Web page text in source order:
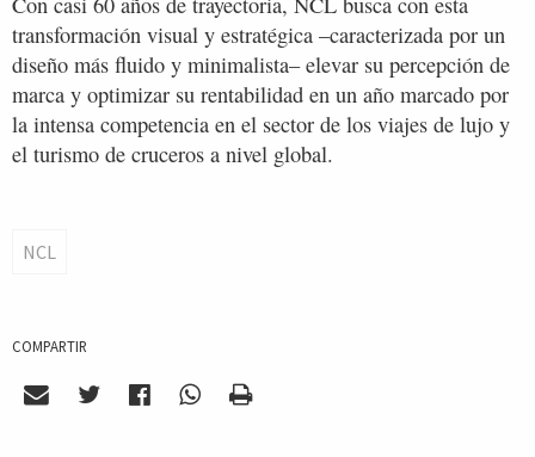
transformación visual y estratégica –caracterizada por un
diseño más fluido y minimalista– elevar su percepción de
marca y optimizar su rentabilidad en un año marcado por
la intensa competencia en el sector de los viajes de lujo y
el turismo de cruceros a nivel global.
NCL
COMPARTIR